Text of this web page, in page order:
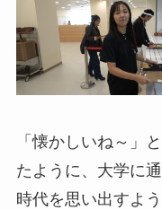
「懐かしいね～」
たように、大学に
時代を思い出すよ